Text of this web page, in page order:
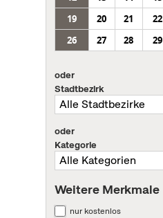
19
20 21 22
26
27 28 29
oder
Stadtbezirk
oder
Kategorie
Weitere Merkmale
nur kostenlos